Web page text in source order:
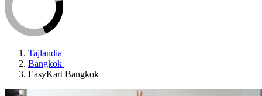
Tajlandia
Bangkok
EasyKart Bangkok